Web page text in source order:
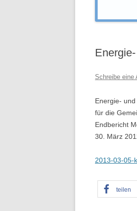
Schreibe eine
Energie-
für die
Endbericht
30. März
2013-03-05-
teilen